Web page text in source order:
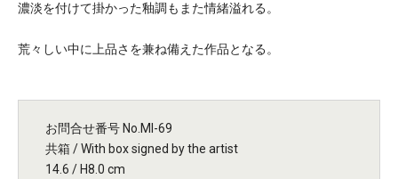
濃淡を付けて掛かった釉調もまた情緒溢れる。
荒々しい中に上品さを兼ね備えた作品となる。
お問合せ番号 No.MI-69
共箱 / With box signed by the artist
14.6 / H8.0 cm